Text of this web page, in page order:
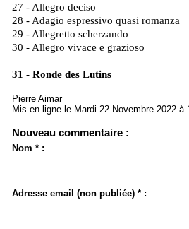
27 - Allegro deciso
28 - Adagio espressivo quasi romanza
29 - Allegretto scherzando
30 - Allegro vivace e grazioso
31 - Ronde des Lutins
Pierre Aimar
Mis en ligne le Mardi 22 Novembre 2022 à
Nouveau commentaire :
Nom * :
Adresse email (non publiée) * :